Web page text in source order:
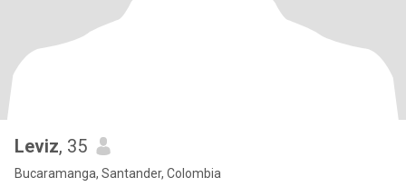
Leviz, 35
Bucaramanga, Santander, Colombia